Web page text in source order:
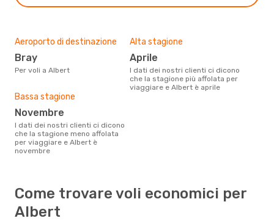
Aeroporto di destinazione
Bray
Per voli a Albert
Alta stagione
aprile
I dati dei nostri clienti ci dicono
che la stagione più affolata per
viaggiare e Albert è aprile
Bassa stagione
novembre
I dati dei nostri clienti ci dicono
che la stagione meno affolata
per viaggiare e Albert è
novembre
Come trovare voli economici per
Albert